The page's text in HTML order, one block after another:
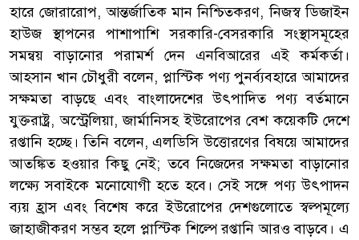
হারে জোরারোপ, আন্তর্জাতিক মান নিশ্চিতকরণ, নিজস্ব ডিজাইন
হাউজ স্থাপনের পাশাপাশি সরকারি-বেসরকারি সংস্থাসমূহের
সমন্বয় বাড়ানোর পরামর্শ দেন এনবিআরের এই কর্মকর্তা।
আহসান খান চৌধুরী বলেন, প্লাস্টিক পণ্য পুনর্ব্যবহারে আমাদের
সক্ষমতা বাড়ছে এবং বাংলাদেশের উৎপাদিত পণ্য বর্তমানে
যুক্তরাষ্ট্র, অস্ট্রেলিয়া, জার্মানিসহ ইউরোপের বেশ কয়েকটি দেশে
রপ্তানি হচ্ছে। তিনি বলেন, এলডিসি উত্তোরণের বিষয়ে আমাদের
আতঙ্কিত হওয়ার কিছু নেই; তবে নিজেদের সক্ষমতা বাড়ানোর
লক্ষ্যে সবাইকে মনোযোগী হতে হবে। সেই সঙ্গে পণ্য উৎপাদন
ব্যয় হ্রাস এবং বিশেষ করে ইউরোপের দেশগুলোতে স্বল্পমূল্যে
জাহাজীকরণ সম্ভব হলে প্লাস্টিক শিল্পে রপ্তানি আরও বাড়বে। এ